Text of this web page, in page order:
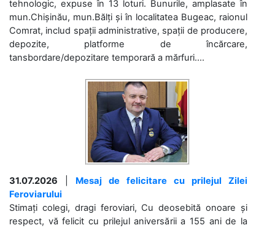
tehnologic, expuse în 13 loturi. Bunurile, amplasate în
mun.Chișinău, mun.Bălți și în localitatea Bugeac, raionul
Comrat, includ spații administrative, spații de producere,
depozite, platforme de încărcare,
tansbordare/depozitare temporară a mărfuri....
31.07.2026
Mesaj de felicitare cu prilejul Zilei
Feroviarului
Stimați colegi, dragi feroviari, Cu deosebită onoare și
respect, vă felicit cu prilejul aniversării a 155 ani de la